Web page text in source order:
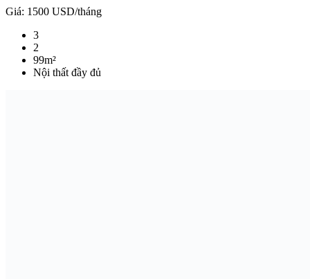
Giá: 1500 USD/tháng
3
2
99m²
Nội thất đầy đủ